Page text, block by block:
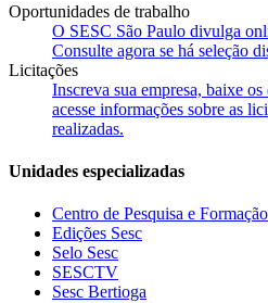
Oportunidades de trabalho
O SESC São Paulo divulga
Consulte agora se há seleção
Licitações
Inscreva sua empresa, baixe os
acesse informações sobre as
realizadas.
Unidades especializadas
Centro de Pesquisa e Formação
Edições Sesc
Selo Sesc
SESCTV
Sesc Bertioga